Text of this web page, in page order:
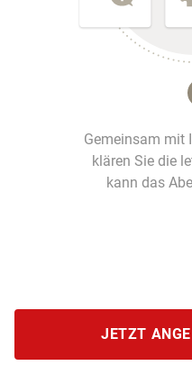
JETZT
Gemeinsam mit
klären Sie die
kann das